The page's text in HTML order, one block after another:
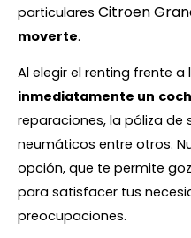
particulares Citroen
moverte.
Al elegir el renting frente
inmediatamente un
reparaciones, la póliza de
neumáticos entre otros.
opción, que te permite
para satisfacer tus
preocupaciones.